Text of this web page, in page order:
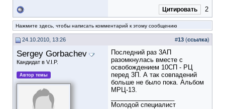
Цитировать 2
Нажмите здесь, чтобы написать комментарий к этому сообщению
24.10.2010, 13:26 #13 (ссылка)
Sergey Gorbachev
Кандидат в V.I.P.
Автор темы
Последний раз 3АП
разомкнулась вместе с
освобождением 10СП - РЦ
перед 3П. А так совпадений
больше не было пока. Альбом
МРЦ-13.
Молодой специалист